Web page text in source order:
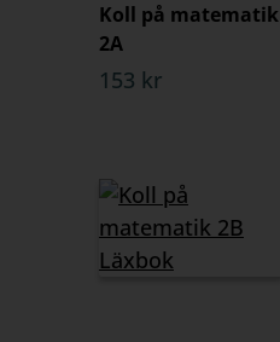
Koll på matematik
2A
153 kr